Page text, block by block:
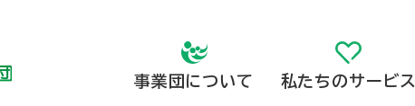
事業団について 私たちのサービス